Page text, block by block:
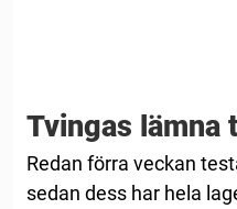
Tvingas lämna
Redan förra veckan
sedan dess har hela